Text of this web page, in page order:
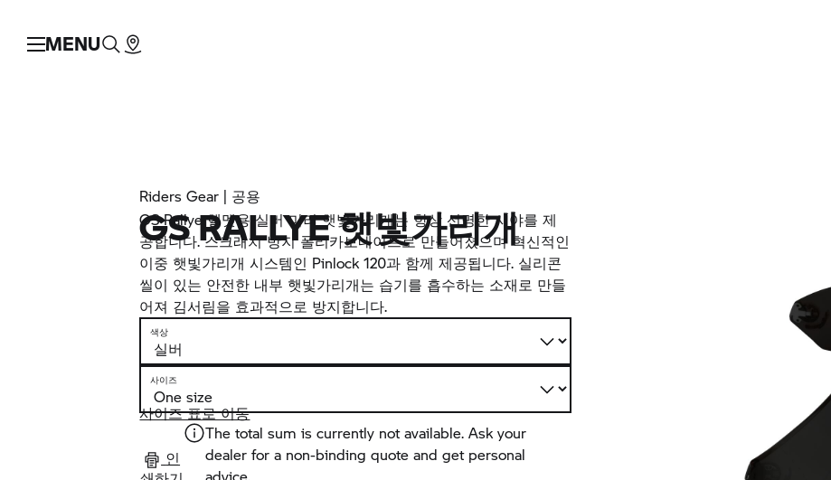
MENU
Riders Gear | 공용
GS RALLYE 햇빛가리개
GS Rallye 헬멧용 실버 미러 햇빛가리개는 항상 선명한 시야를 제
공합니다. 스크래치 방지 폴리카보네이트로 만들어졌으며 혁신적인
이중 햇빛가리개 시스템인 Pinlock 120과 함께 제공됩니다. 실리콘
씰이 있는 안전한 내부 햇빛가리개는 습기를 흡수하는 소재로 만들
어져 김서림을 효과적으로 방지합니다.
색상
사이즈
사이즈 표로 이동
인
The total sum is currently not available. Ask your
dealer for a non-binding quote and get personal